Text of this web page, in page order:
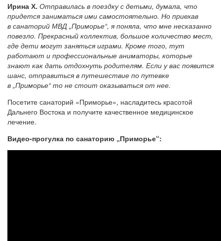
Ирина Х. Отправилась в поездку с детьми, думала, что
придется заниматься ими самостоятельно. Но приехав
в санаторий МВД „Приморье“, я поняла, что мне несказанно
повезло. Прекрасный коллектив, большое количество мест,
где дети могут заняться играми. Кроме того, тут
работают и профессиональные аниматоры, которые
знают как дать отдохнуть родителям. Если у вас появится
шанс, отправиться в путешествие по путевке
в „Приморье“ то не стоит оказываться от нее.
Посетите санаторий «Приморье», насладитесь красотой
Дальнего Востока и получите качественное медицинское
лечение.
Видео-прогулка по санаторию „Приморье“: